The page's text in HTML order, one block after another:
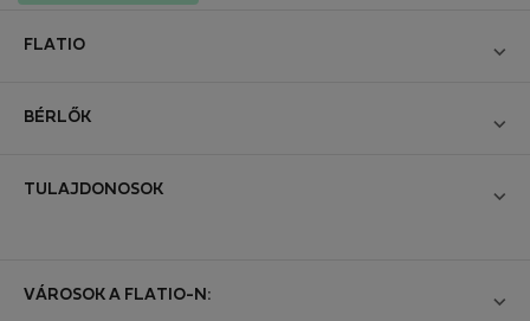
FLATIO
Csatlakozzon a Digitális Nomád Tesztelő Klubhoz
BÉRLŐK
StayProtection bérlőknek
TULAJDONOSOK
Hirdesse meg ingatlanát
VÁROSOK A FLATIO-N: